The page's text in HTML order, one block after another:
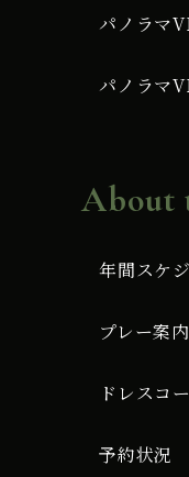
パノラマ
パノラマ
About
年間スケ
プレー案
ドレスコ
予約状況